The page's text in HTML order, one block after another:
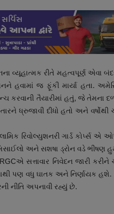
વ્યૂહાત્મક રીતે મહત્વપૂર્ણ એવા
હવામાં જ ફૂંકી માર્યા હતા.
કરવાની તૈયારીમાં હતું, જે તેમના
ધ્રુજાવી દીધો હતો અને વર્ષોથી
રિવોલ્યુશનરી ગાર્ડ કોર્પ્સ એ
અને સશષા ડ્રોન વડે ભીષણ
સત્તાવાર નિવેદન જારી
પણ વધુ ઘાતક અને નિર્ણાયક
નીતિ અપનાવી રહ્યું છે.